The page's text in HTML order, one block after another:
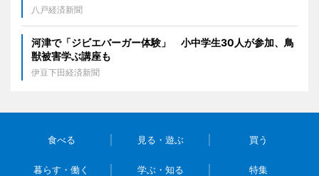
八戸経済新聞
河津で「ジビエバーガー体験」 小中学生30人が参加、鳥
獣被害学ぶ講座も
伊豆下田経済新聞
食べる 見る・遊ぶ 買う
暮らす・働く 学ぶ・知る 特集